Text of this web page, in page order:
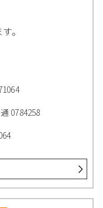
。
0784258